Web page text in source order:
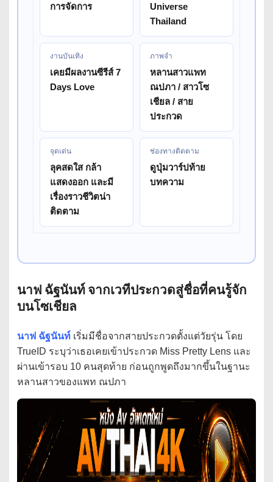
การจัดการ
Universe
Thailand
งานบันเทิง
เคยมีผลงานซีรีส์ 7
Days Love
ภาพจำ
หลานสาวแพท
ณปภา / สาวโซ
เชียล / สาย
ประกวด
จุดเด่น
ลุคสดใส กล้า
แสดงออก และมี
เรื่องราวชีวิตน่า
ติดตาม
ช่องทางติดตาม
ดูปุ่มวาร์ปท้าย
บทความ
นาฟ ฉัฐนันท์ จากเวทีประกวดสู่ชื่อที่คนรู้จัก
บนโซเชียล
นาฟ ฉัฐนันท์เริ่มมีชื่อจากสายประกวดตั้งแต่วัยรุ่น โดย
TrueID ระบุว่าเธอเคยเข้าประกวด Miss Pretty Lens และ
ผ่านเข้ารอบ 10 คนสุดท้าย ก่อนถูกพูดถึงมากขึ้นในฐานะ
หลานสาวของแพท ณปภา